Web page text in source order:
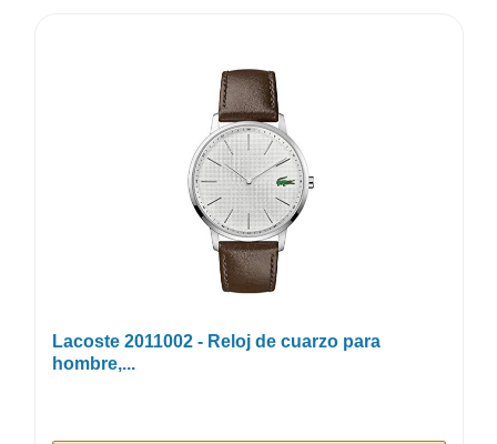
Lacoste 2011002 - Reloj de cuarzo para
hombre,...